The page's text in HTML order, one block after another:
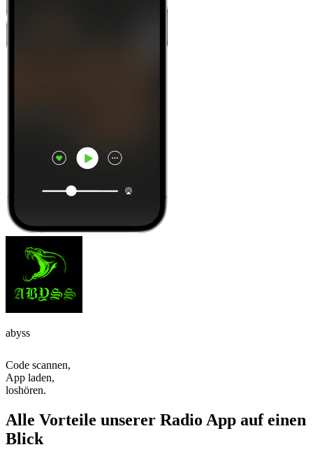
abyss
Code scannen,
App laden,
loshören.
Alle Vorteile unserer Radio App auf einen
Blick